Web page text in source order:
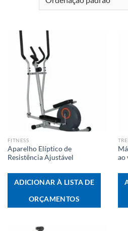
FITNESS
Aparelho Elíptico de
Resistência Ajustável
ADICIONAR À LISTA DE
ORÇAMENTOS
ao